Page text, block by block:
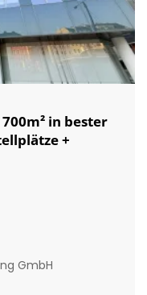
in bester
+
GmbH